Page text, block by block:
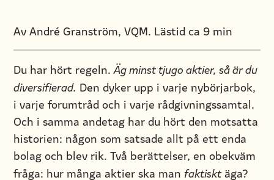
Av André Granström, VQM. Lästid ca 9 min
Du har hört regeln.Äg minst tjugo aktier, så är du
diversifierad. Den dyker upp i varje nybörjarbok,
i varje forumtråd och i varje rådgivningssamtal.
Och i samma andetag har du hört den motsatta
historien: någon som satsade allt på ett enda
bolag och blev rik. Två berättelser, en obekväm
fråga: hur många aktier ska man faktisktäga?